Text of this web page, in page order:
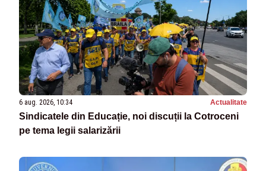
6 aug. 2026, 10:34 Actualitate
Sindicatele din Educație, noi discuții la Cotroceni
pe tema legii salarizării